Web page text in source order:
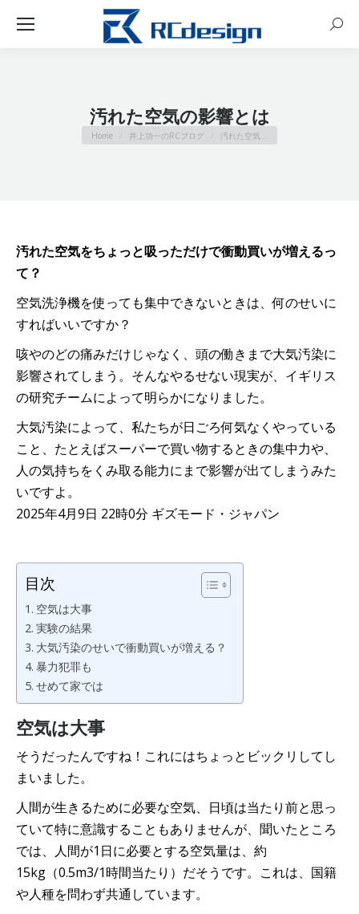
汚れた空気の影響とは
You are here:
Home 井上功一のRCブログ 汚れた空気…
汚れた空気をちょっと吸っただけで衝動買いが増えるっ
て？
空気洗浄機を使っても集中できないときは、何のせいに
すればいいですか？
咳やのどの痛みだけじゃなく、頭の働きまで大気汚染に
影響されてしまう。そんなやるせない現実が、イギリス
の研究チームによって明らかになりました。
大気汚染によって、私たちが日ごろ何気なくやっている
こと、たとえばスーパーで買い物するときの集中力や、
人の気持ちをくみ取る能力にまで影響が出てしまうみた
いですよ。
2025年4月9日 22時0分 ギズモード・ジャパン
目次
空気は大事
実験の結果
大気汚染のせいで衝動買いが増える？
暴力犯罪も
せめて家では
空気は大事
そうだったんですね！これにはちょっとビックリしてし
まいました。
人間が生きるために必要な空気、日頃は当たり前と思っ
ていて特に意識することもありませんが、聞いたところ
では、人間が1日に必要とする空気量は、約
15kg（0.5m3/1時間当たり）だそうです。これは、国籍
や人種を問わず共通しています。